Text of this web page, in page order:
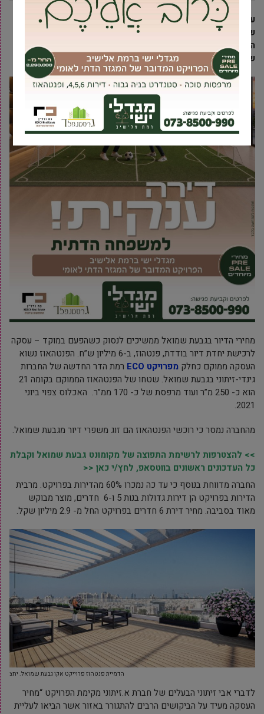
עסקה חדשה קובעת שיא חדש למחירי הפנטהאוזים בגבעת
שמואל – פנטהאוז בן 6 חדרים נמכר בסכום של 6 מיליון שקל.
הפנטהאוז שנרכש מוקם במסגרת פרויקט
רמת הדר החדשה
של גינדי-זיתוני
מחירי הדיור בגבעת שמואל ממשיכים לנסוק כשהפעם במוקד – עסקה
לרכישת יחדת דיור בודדת, פנטהוז, ב-6 מיליון ש”ח. הפנטהאוז נשוא
העסקה ממוקם כחלק מפרויקט ECO
רמת הדר החדשה של החברות
גינדי-זיתוני בגבעת שמואל. שטחו של הפנטהאוז הממוקם בקומה 21
הוא כ- 250 מ”ר ועוד מרפסת של כ- 170 ממ”ר. האכלוס צפוי ביוני
2021.
מהחברה נמסר כי רוכשי הפנטהאוז הם זוג משפרי דיור מגבעת שמואל.
>> להצטרפות לרשימת התפוצה של מקומונט גבעת שמואל וקבלת
כל העדכונים ראשונים בווטסאפ, לחץ/י כאן <<
החברה מדווחת בנוסף כי עד כה נמכרו 60% מהדירות בפרויקט. מרבית
הדירות בפרויקט הן דירות גדולות בנות 5 ו-6 חדרים, מוצר מבוקש
מאוד בסביבה. מחיר דירת 6 חדרים בפרויקט החל מ- 2.9 מיליון שקל.
הדמיית פנטהוז פרוייקט אקו גבעת שמואל. יחצ
לדברי אבי זיתוני הבעלים של חברת א.זיתוני מקימת הפרויקט “מחיר
העסקה מעיד על הביקושים הרבים להתגורר באזור אשר הביאו לעליית